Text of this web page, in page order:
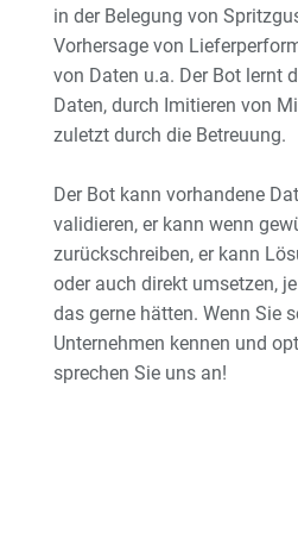
in der Belegung von
Vorhersage von
von Daten u.a. Der Bot lernt
Daten, durch Imitieren von
zuletzt durch die Betreuung.
Der Bot kann vorhandene
validieren, er kann wenn
zurückschreiben, er kann
oder auch direkt umsetzen,
das gerne hätten. Wenn Sie
Unternehmen kennen und
sprechen Sie uns an!